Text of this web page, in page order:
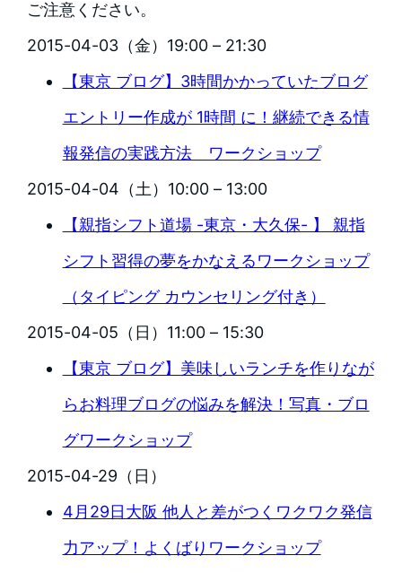
ご注意ください。
2015-04-03（金）19:00 – 21:30
【東京 ブログ】3時間かかっていたブログ
エントリー作成が 1時間 に！継続できる情
報発信の実践方法 ワークショップ
2015-04-04（土）10:00 – 13:00
【親指シフト道場 -東京・大久保- 】 親指
シフト習得の夢をかなえるワークショップ
（タイピング カウンセリング付き）
2015-04-05（日）11:00 – 15:30
【東京 ブログ】美味しいランチを作りなが
らお料理ブログの悩みを解決！写真・ブロ
グワークショップ
2015-04-29（日）
4月29日大阪 他人と差がつくワクワク発信
力アップ！よくばりワークショップ